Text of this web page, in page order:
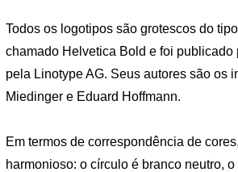
Todos os logotipos são grotescos do
chamado Helvetica Bold e foi publicado
pela Linotype AG. Seus autores são os
Miedinger e Eduard Hoffmann.
Em termos de correspondência de
harmonioso: o círculo é branco neutro,